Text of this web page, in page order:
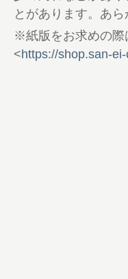
とがあります。あら
※紙版をお求めの際
<https://shop.san-